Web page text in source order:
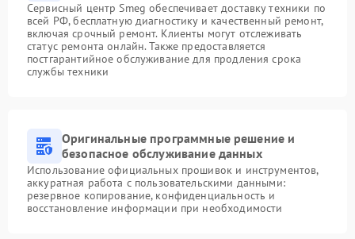
Сервисный центр Smeg обеспечивает доставку техники по
всей РФ, бесплатную диагностику и качественный ремонт,
включая срочный ремонт. Клиенты могут отслеживать
статус ремонта онлайн. Также предоставляется
постгарантийное обслуживание для продления срока
службы техники
Оригинальные программные решение и
безопасное обслуживание данных
Использование официальных прошивок и инструментов,
аккуратная работа с пользовательскими данными:
резервное копирование, конфиденциальность и
восстановление информации при необходимости